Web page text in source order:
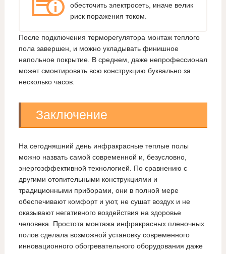
обесточить электросеть, иначе велик
риск поражения током.
После подключения терморегулятора монтаж теплого
пола завершен, и можно укладывать финишное
напольное покрытие. В среднем, даже непрофессионал
может смонтировать всю конструкцию буквально за
несколько часов.
Заключение
На сегодняшний день инфракрасные теплые полы
можно назвать самой современной и, безусловно,
энергоэффективной технологией. По сравнению с
другими отопительными конструкциями и
традиционными приборами, они в полной мере
обеспечивают комфорт и уют, не сушат воздух и не
оказывают негативного воздействия на здоровье
человека. Простота монтажа инфракрасных пленочных
полов сделала возможной установку современного
инновационного обогревательного оборудования даже